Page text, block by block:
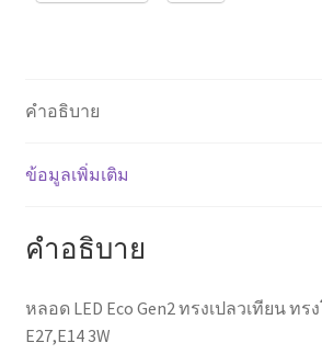
ชิ้น
คำอธิบาย
ข้อมูลเพิ่มเติม
คำอธิบาย
หลอด LED Eco Gen2 ทรงเปลวเทียน ทร
E27,E14 3W